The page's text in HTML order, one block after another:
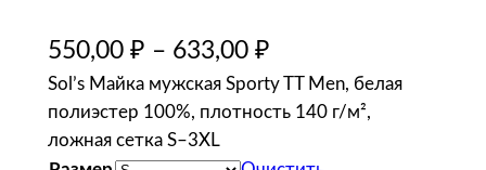
550,00 ₽ – 633,00 ₽
Sol’s Майка мужская Sporty TT Men, белая
полиэстер 100%, плотность 140 г/м²,
ложная сетка S–3XL